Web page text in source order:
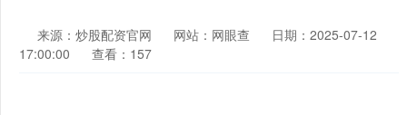
来源：炒股配资官网 网站：网眼查
日期：2025-07-12
17:00:00
查看：157